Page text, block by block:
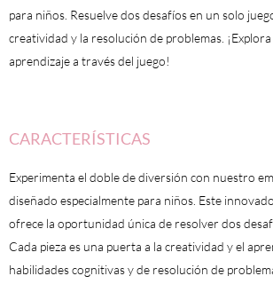
Desafío
en
un
bolsa
incluida
cantidad
para niños. Resuelve dos desafíos en un solo
creatividad y la resolución de problemas.
aprendizaje a través del juego!
CARACTERÍSTICAS
Experimenta el doble de diversión con nuestro
diseñado especialmente para niños. Este
ofrece la oportunidad única de resolver dos
Cada pieza es una puerta a la creatividad y el
habilidades cognitivas y de resolución de